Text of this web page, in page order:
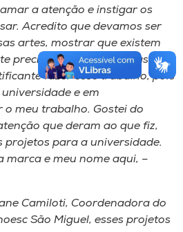
a atenção e instigar os
Acredito que devamos ser
artes, mostrar que existem
precisa de características
fazer esse trabalho, pois
e em
meu trabalho. Gostei do
que deram ao que fiz,
projetos para a universidade.
marca e meu nome aqui, –
Camiloti, Coordenadora do
São Miguel, esses projetos